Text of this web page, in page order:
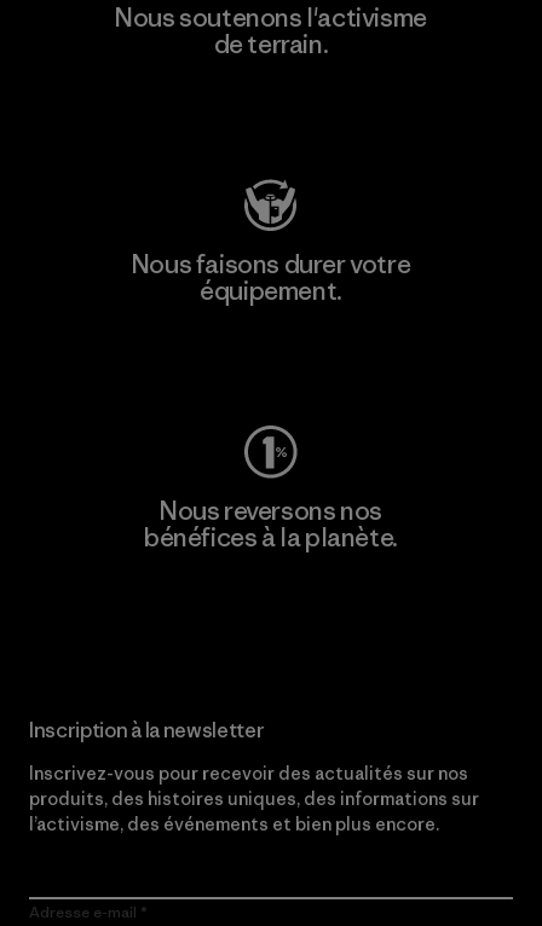
Nous soutenons l'activisme
de terrain.
Nous faisons durer votre
équipement.
Nous reversons nos
bénéfices à la planète.
Inscription à la newsletter
Inscrivez-vous pour recevoir des actualités sur nos
produits, des histoires uniques, des informations sur
l’activisme, des événements et bien plus encore.
Adresse e-mail